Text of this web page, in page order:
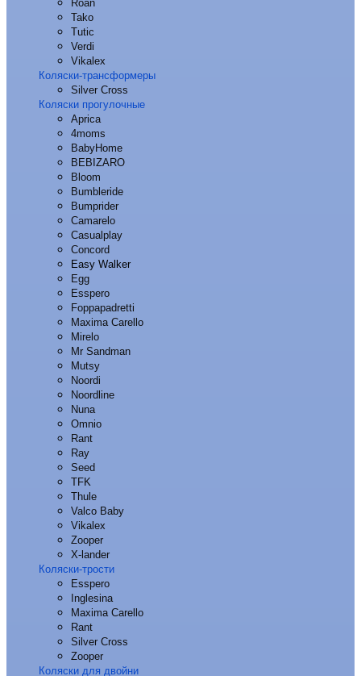
Roan
Tako
Tutic
Verdi
Vikalex
Коляски-трансформеры
Silver Cross
Коляски прогулочные
Aprica
4moms
BabyHome
BEBIZARO
Bloom
Bumbleride
Bumprider
Camarelo
Casualplay
Concord
Easy Walker
Egg
Esspero
Foppapadretti
Maxima Carello
Mirelo
Mr Sandman
Mutsy
Noordi
Noordline
Nuna
Omnio
Rant
Ray
Seed
TFK
Thule
Valco Baby
Vikalex
Zooper
X-lander
Коляски-трости
Esspero
Inglesina
Maxima Carello
Rant
Silver Cross
Zooper
Коляски для двойни